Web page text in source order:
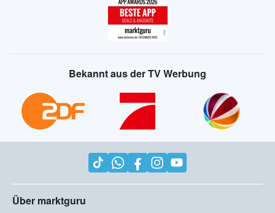
Bekannt aus der TV Werbung
Über marktguru